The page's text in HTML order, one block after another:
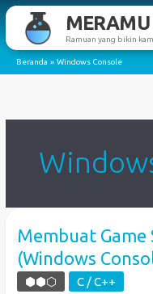
Lewati
konten
Ramuan yang bikin
Beranda Windows Console
Membuat Game
(Windows
⬢⬢⬡ C / C++